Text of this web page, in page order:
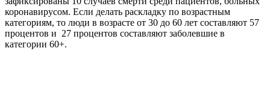
коронавирусом. Если делать раскладку по возрастным
категориям, то люди в возрасте от 30 до 60 лет составляют 57
процентов и 27 процентов составляют заболевшие в
категории 60+.